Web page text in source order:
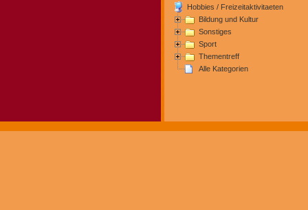
Hobbies / Freizeitaktivitaeten
Bildung und Kultur
Sonstiges
Sport
Thementreff
Alle Kategorien